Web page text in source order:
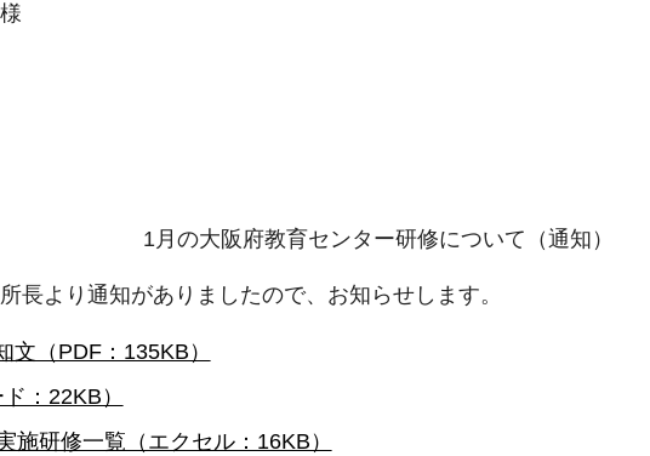
1月の大阪府教育センター研修について（通知）
長より通知がありましたので、お知らせします。
文（PDF：135KB）
：22KB）
施研修一覧（エクセル：16KB）